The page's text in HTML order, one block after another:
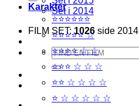
Set i 2014
FILM SET: 1026 side 2014
Søg
efter:
Karakter
⭐⭐⭐⭐⭐⭐
⭐⭐⭐⭐⭐ ☆
⭐⭐⭐⭐ ☆ ☆
⭐⭐⭐ ☆ ☆ ☆
⭐⭐ ☆ ☆ ☆ ☆
⭐ ☆ ☆ ☆ ☆ ☆